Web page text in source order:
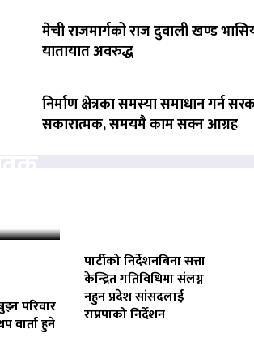
मेची राजमार्गको राज दुवाली खण्ड
यातायात अवरुद्ध
निर्माण क्षेत्रका समस्या समाधान गर्न
सकारात्मक, समयमै काम सक्न आग्रह
परिवार
वार्ता हुने
पार्टीको निर्देशनबिना सत्ता
केन्द्रित गतिविधिमा संलग्न
नहुन प्रदेश सांसदलाई
राप्रपाको निर्देशन